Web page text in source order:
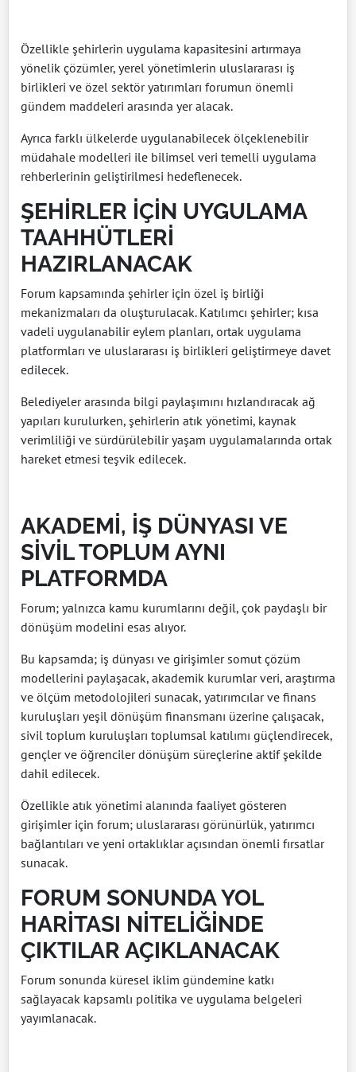
Özellikle şehirlerin uygulama kapasitesini artırmaya
yönelik çözümler, yerel yönetimlerin uluslararası iş
birlikleri ve özel sektör yatırımları forumun önemli
gündem maddeleri arasında yer alacak.
Ayrıca farklı ülkelerde uygulanabilecek ölçeklenebilir
müdahale modelleri ile bilimsel veri temelli uygulama
rehberlerinin geliştirilmesi hedeflenecek.
ŞEHİRLER İÇİN UYGULAMA
TAAHHÜTLERİ
HAZIRLANACAK
Forum kapsamında şehirler için özel iş birliği
mekanizmaları da oluşturulacak. Katılımcı şehirler; kısa
vadeli uygulanabilir eylem planları, ortak uygulama
platformları ve uluslararası iş birlikleri geliştirmeye davet
edilecek.
Belediyeler arasında bilgi paylaşımını hızlandıracak ağ
yapıları kurulurken, şehirlerin atık yönetimi, kaynak
verimliliği ve sürdürülebilir yaşam uygulamalarında ortak
hareket etmesi teşvik edilecek.
AKADEMİ, İŞ DÜNYASI VE
SİVİL TOPLUM AYNI
PLATFORMDA
Forum; yalnızca kamu kurumlarını değil, çok paydaşlı bir
dönüşüm modelini esas alıyor.
Bu kapsamda; iş dünyası ve girişimler somut çözüm
modellerini paylaşacak, akademik kurumlar veri, araştırma
ve ölçüm metodolojileri sunacak, yatırımcılar ve finans
kuruluşları yeşil dönüşüm finansmanı üzerine çalışacak,
sivil toplum kuruluşları toplumsal katılımı güçlendirecek,
gençler ve öğrenciler dönüşüm süreçlerine aktif şekilde
dahil edilecek.
Özellikle atık yönetimi alanında faaliyet gösteren
girişimler için forum; uluslararası görünürlük, yatırımcı
bağlantıları ve yeni ortaklıklar açısından önemli fırsatlar
sunacak.
FORUM SONUNDA YOL
HARİTASI NİTELİĞİNDE
ÇIKTILAR AÇIKLANACAK
Forum sonunda küresel iklim gündemine katkı
sağlayacak kapsamlı politika ve uygulama belgeleri
yayımlanacak.